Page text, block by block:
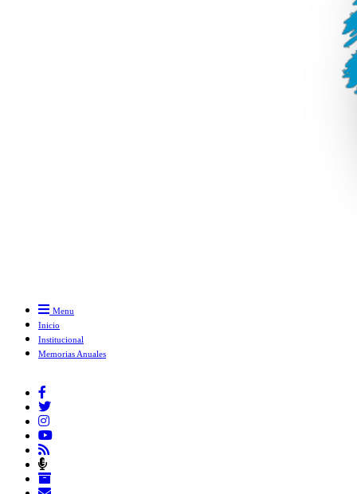
Menu
Inicio
Institucional
Memorias Anuales